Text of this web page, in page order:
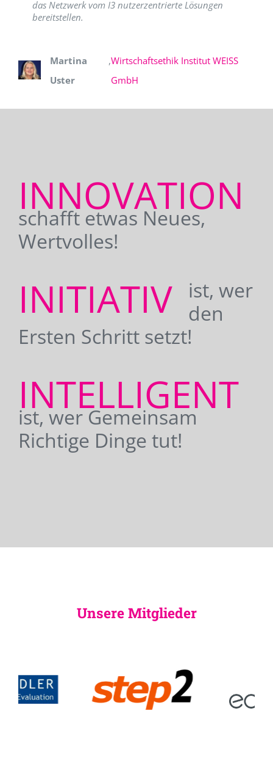
das Netzwerk vom I3 nutzerzentrierte Lösungen
bereitstellen.
Martina
Uster
,Wirtschaftsethik Institut WEISS
GmbH
INNOVATION
schafft etwas Neues,
Wertvolles!
INITIATIV
ist, wer
den
Ersten Schritt setzt!
INTELLIGENT
ist, wer Gemeinsam
Richtige Dinge tut!
Unsere Mitglieder